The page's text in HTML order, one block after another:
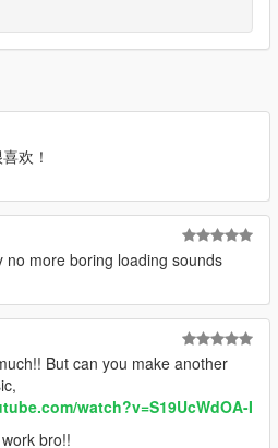
欢！
no more boring loading sounds
But can you make another
watch?v=S19UcWdOA-I
bro!!